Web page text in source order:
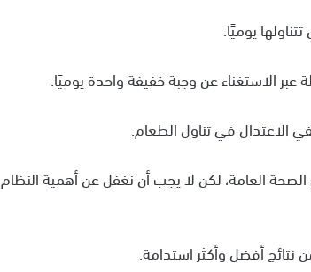
يوميًا.
الاستغناء عن وجبة خفيفة واحدة يوميًا.
الاعتدال في تناول الطعام.
العامة، لكن لا يجب أن نغفل عن أهمية النظام
نتائج أفضل وأكثر استدامة.